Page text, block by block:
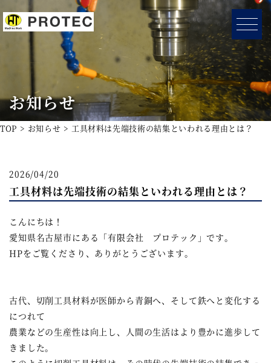
お知らせ
TOP お知らせ 工具材料は先端技術の結集といわれる理由とは？
2026/04/20
工具材料は先端技術の結集といわれる理由とは？
こんにちは！
愛知県名古屋市にある「有限会社 プロテック」です。
HPをご覧くださり、ありがとうございます。
古代、切削工具材料が医師から青銅へ、そして鉄へと変化する
につれて
農業などの生産性は向上し、人間の生活はより豊かに進歩して
きました。